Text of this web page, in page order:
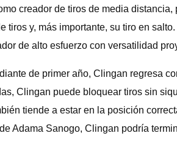
creador de tiros de media
tiros y, más importante, su tiro en
de alto esfuerzo con versatilidad
de primer año, Clingan regresa
Clingan puede bloquear tiros sin
tiende a estar en la posición
Adama Sanogo, Clingan podría